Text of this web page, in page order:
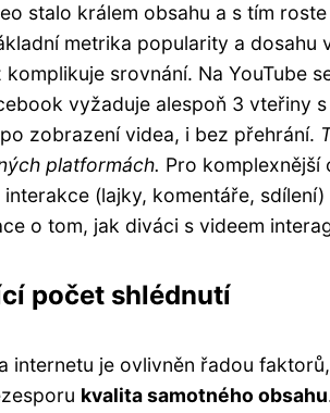
stalo králem obsahu a s tím
metrika popularity a dosahu
srovnání. Na YouTube
vyžaduje alespoň 3 vteřiny
zobrazení videa, i bez přehrání.
platformách. Pro komplexnější
interakce (lajky, komentáře,
o tom, jak diváci s videem
počet shlédnutí
internetu je ovlivněn řadou
kvalita samotného obsahu